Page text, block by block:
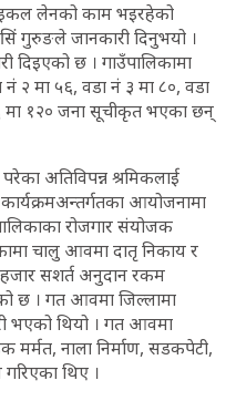
लेनको काम भइरहेको
गुरुङले जानकारी दिनुभयो ।
दिइएको छ । गाउँपालिकामा
२ मा ५६, वडा नं ३ मा ८०, वडा
मा १२० जना सूचीकृत भएका छन्
अतिविपन्न श्रमिकलाई
आयोजनामा
रोजगार संयोजक
चालु आवमा दातृ निकाय र
सशर्त अनुदान रकम
छ । गत आवमा जिल्लामा
भएको थियो । गत आवमा
मर्मत, नाला निर्माण, सडकपेटी,
गरिएका थिए ।